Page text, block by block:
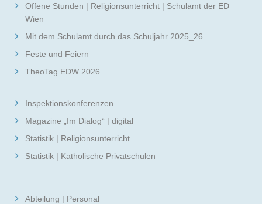
Offene Stunden | Religionsunterricht | Schulamt der ED
Wien
Mit dem Schulamt durch das Schuljahr 2025_26
Feste und Feiern
TheoTag EDW 2026
Inspektionskonferenzen
Magazine „Im Dialog“ | digital
Statistik | Religionsunterricht
Statistik | Katholische Privatschulen
Abteilung | Personal